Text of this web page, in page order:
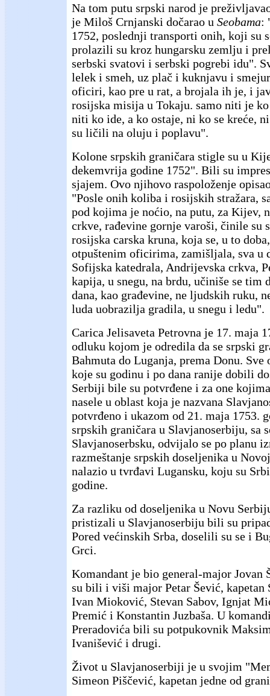
Na tom putu srpski narod je
je Miloš Crnjanski dočarao u Seobama:
1752, poslednji transporti onih, koji su
prolazili su kroz hungarsku zemlju i
serbski svatovi i serbski pogrebi idu".
lelek i smeh, uz plač i kuknjavu i
oficiri, kao pre u rat, a brojala ih je, i
rosijska misija u Tokaju. samo niti je
niti ko ide, a ko ostaje, ni ko se kreće,
su ličili na oluju i poplavu".
Kolone srpskih graničara stigle su u
dekemvrija godine 1752". Bili su
sjajem. Ovo njihovo raspoloženje
"Posle onih koliba i rosijskih stražara,
pod kojima je noćio, na putu, za Kijev,
crkve, rađevine gornje varoši, činile su
rosijska carska kruna, koja se, u to
otpuštenim oficirima, zamišljala, sva u
Sofijska katedrala, Andrijevska crkva,
kapija, u snegu, na brdu, učiniše se tim
dana, kao građevine, ne ljudskih ruku,
luda uobrazilja gradila, u snegu i ledu".
Carica Jelisaveta Petrovna je 17. maja
odluku kojom je odredila da se srpski
Bahmuta do Luganja, prema Donu.
koje su godinu i po dana ranije dobili
Serbiji bile su potvrđene i za one
nasele u oblast koja je nazvana
potvrđeno i ukazom od 21. maja 1753.
srpskih graničara u Slavjanoserbiju, sa
Slavjanoserbsku, odvijalo se po planu
razmeštanje srpskih doseljenika u
nalazio u tvrđavi Lugansku, koju su
godine.
Za razliku od doseljenika u Novu
pristizali u Slavjanoserbiju bili su
Pored većinskih Srba, doselili su se i
Grci.
Komandant je bio general-major Jovan
su bili i viši major Petar Šević, kapetan
Ivan Mioković, Stevan Sabov, Ignjat
Premić i Konstantin Juzbaša. U
Preradovića bili su potpukovnik
Ivanišević i drugi.
Život u Slavjanoserbiji je u svojim
Simeon Piščević, kapetan jedne od